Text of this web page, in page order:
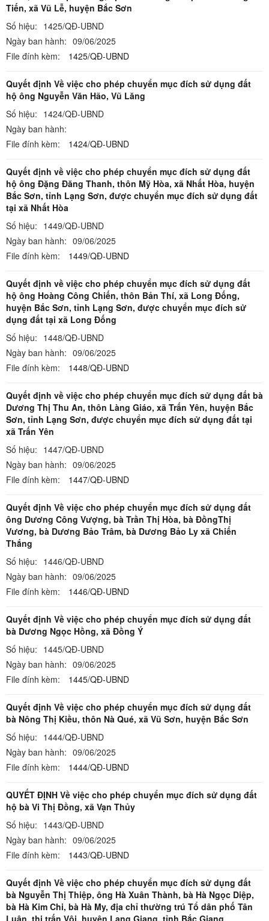
Tiến, xã Vũ Lễ, huyện Bắc Sơn
Số hiệu: 1425/QĐ-UBND
Ngày ban hành: 09/06/2025
File đính kèm:
1425/QĐ-UBND
Quyết định Về việc cho phép chuyển mục đích sử dụng đất
hộ ông Nguyễn Văn Hão, Vũ Lăng
Số hiệu: 1424/QĐ-UBND
Ngày ban hành:
File đính kèm:
1424/QĐ-UBND
Quyết định về việc cho phép chuyển mục đích sử dụng đất
hộ ông Đặng Đăng Thanh, thôn Mỹ Hòa, xã Nhất Hòa, huyện
Bắc Sơn, tỉnh Lạng Sơn, được chuyển mục đích sử dụng đất
tại xã Nhất Hòa
Số hiệu: 1449/QĐ-UBND
Ngày ban hành: 09/06/2025
File đính kèm:
1449/QĐ-UBND
Quyết định về việc cho phép chuyển mục đích sử dụng đất
hộ ông Hoàng Công Chiến, thôn Bản Thí, xã Long Đống,
huyện Bắc Sơn, tỉnh Lạng Sơn, được chuyển mục đích sử
dụng đất tại xã Long Đống
Số hiệu: 1448/QĐ-UBND
Ngày ban hành: 09/06/2025
File đính kèm:
1448/QĐ-UBND
Quyết định về việc cho phép chuyển mục đích sử dụng đất bà
Dương Thị Thu An, thôn Làng Giáo, xã Trấn Yên, huyện Bắc
Sơn, tỉnh Lạng Sơn, được chuyển mục đích sử dụng đất tại
xã Trấn Yên
Số hiệu: 1447/QĐ-UBND
Ngày ban hành: 09/06/2025
File đính kèm:
1447/QĐ-UBND
Quyết định Về việc cho phép chuyển mục đích sử dụng đất
ông Dương Công Vượng, bà Trần Thị Hòa, bà ĐồngThị
Vương, bà Dương Bảo Trâm, bà Dương Bảo Ly xã Chiến
Thắng
Số hiệu: 1446/QĐ-UBND
Ngày ban hành: 09/06/2025
File đính kèm:
1446/QĐ-UBND
Quyết định Về việc cho phép chuyển mục đích sử dụng đất
bà Dương Ngọc Hồng, xã Đồng Ý
Số hiệu: 1445/QĐ-UBND
Ngày ban hành: 09/06/2025
File đính kèm:
1445/QĐ-UBND
Quyết định Về việc cho phép chuyển mục đích sử dụng đất
bà Nông Thị Kiều, thôn Nà Qué, xã Vũ Sơn, huyện Bắc Sơn
Số hiệu: 1444/QĐ-UBND
Ngày ban hành: 09/06/2025
File đính kèm:
1444/QĐ-UBND
QUYẾT ĐỊNH Về việc cho phép chuyển mục đích sử dụng đất
hộ bà Vi Thị Đồng, xã Vạn Thủy
Số hiệu: 1443/QĐ-UBND
Ngày ban hành: 09/06/2025
File đính kèm:
1443/QĐ-UBND
Quyết định Về việc cho phép chuyển mục đích sử dụng đất
bà Nguyễn Thị Thiệp, ông Hà Xuân Thành, bà Hà Ngọc Diệp,
bà Hà Kim Chi, bà Hà My, địa chỉ thường trú Tổ dân phố Tân
Luận, thị trấn Vôi, huyện Lạng Giang, tỉnh Bắc Giang